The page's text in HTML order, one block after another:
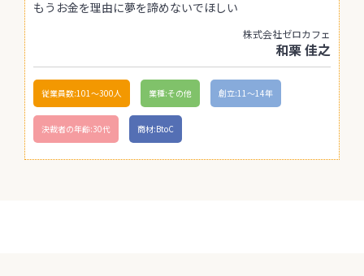
もうお金を理由に夢を諦めないでほしい
株式会社ゼロカフェ
和栗 佳之
従業員数:101〜300人 業種:その他 創立:11〜14年
決裁者の年齢:30代 商材:BtoC